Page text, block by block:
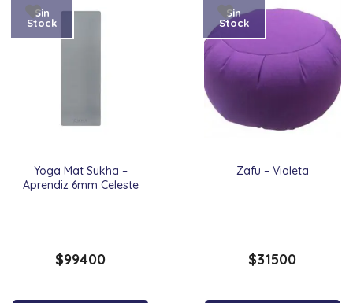
Yoga Mat Sukha –
Aprendiz 6mm Celeste
Sin
Stock
$99400
Zafu – Violeta
Sin
Stock
$31500